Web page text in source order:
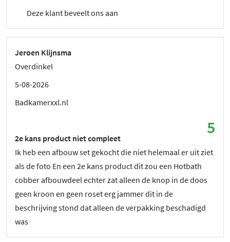
Deze klant beveelt ons aan
Jeroen Klijnsma
Overdinkel
5-08-2026
Badkamerxxl.nl
5
2e kans product niet compleet
Ik heb een afbouw set gekocht die niet helemaal er uit ziet
als de foto En een 2e kans product dit zou een Hotbath
cobber afbouwdeel echter zat alleen de knop in de doos
geen kroon en geen roset erg jammer dit in de
beschrijving stond dat alleen de verpakking beschadigd
was